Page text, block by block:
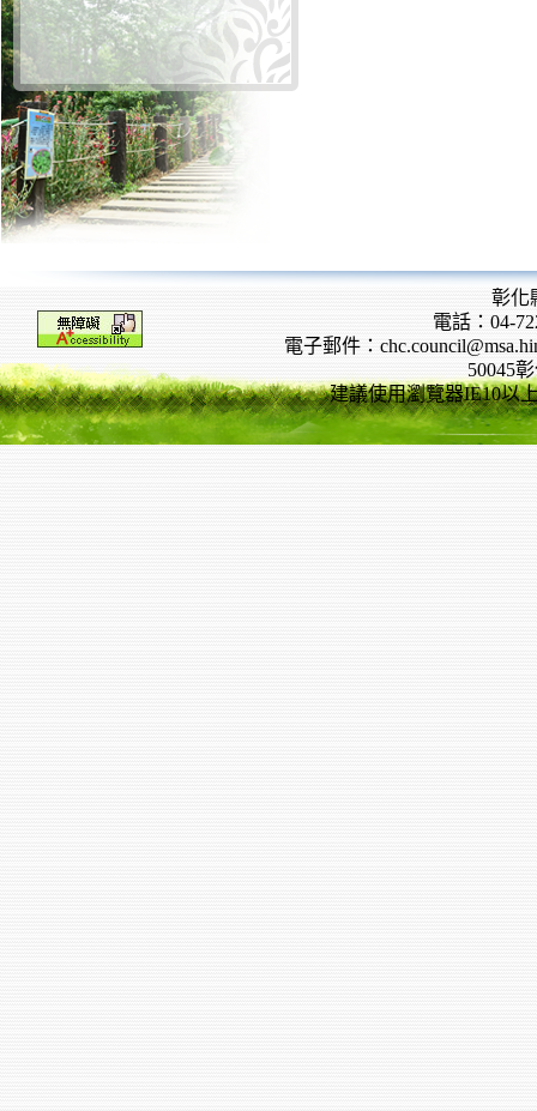
彰化
電話：04-
電子郵件：
50045
建議使用瀏覽器IE10以